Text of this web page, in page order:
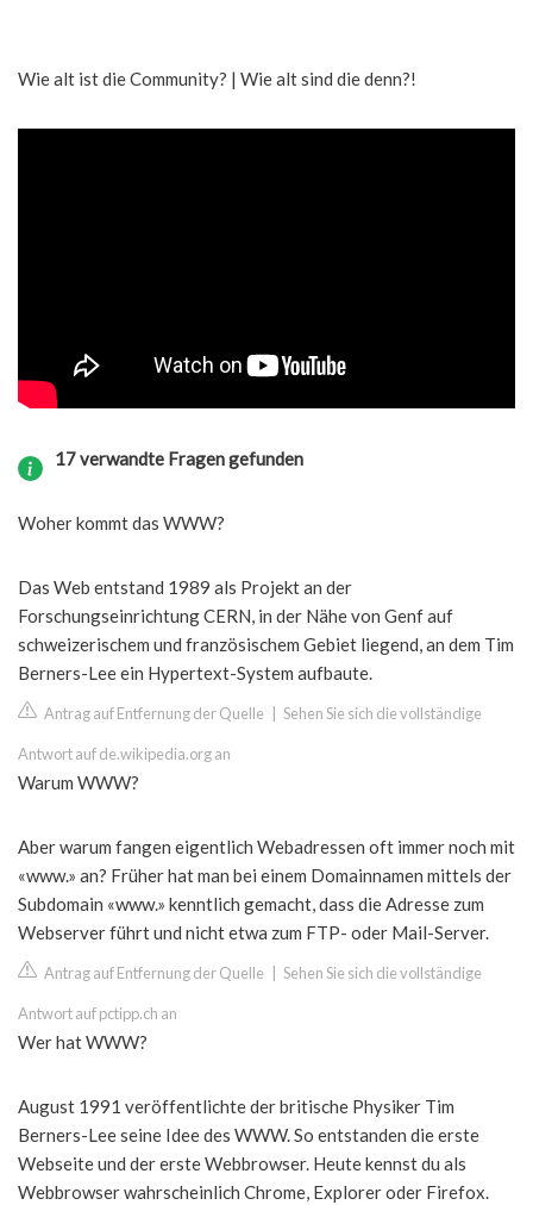
Wie alt ist die Community? | Wie alt sind die denn?!
17 verwandte Fragen gefunden
Woher kommt das WWW?
Das Web entstand 1989 als Projekt an der
Forschungseinrichtung CERN, in der Nähe von Genf auf
schweizerischem und französischem Gebiet liegend, an dem Tim
Berners-Lee ein Hypertext-System aufbaute.
Antrag auf Entfernung der Quelle Sehen Sie sich die vollständige
Antwort auf de.wikipedia.org an
Warum WWW?
Aber warum fangen eigentlich Webadressen oft immer noch mit
«www.» an? Früher hat man bei einem Domainnamen mittels der
Subdomain «www.» kenntlich gemacht, dass die Adresse zum
Webserver führt und nicht etwa zum FTP- oder Mail-Server.
Antrag auf Entfernung der Quelle Sehen Sie sich die vollständige
Antwort auf pctipp.ch an
Wer hat WWW?
August 1991 veröffentlichte der britische Physiker Tim
Berners-Lee seine Idee des WWW. So entstanden die erste
Webseite und der erste Webbrowser. Heute kennst du als
Webbrowser wahrscheinlich Chrome, Explorer oder Firefox.